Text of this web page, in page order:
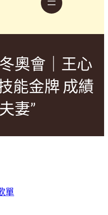
奧會｜王心
能金牌 成績
妻”
單